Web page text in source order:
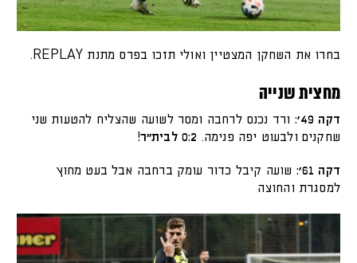
בחרו את השחקן המצטיין ואולי תזכו בפרס מתנת REPLAY.
מחצית שנייה
דקה 49׳:
ורד נכנס לרחבה ומסר לשועה שהצליח להטעות שני
שחקנים ולבעוט יפה פנימה. 0:2 לבית״ר!
דקה 61׳:
שועה קיבל כדור עומק ברחבה אבל בעט מחוץ
למסגרת והחוצה